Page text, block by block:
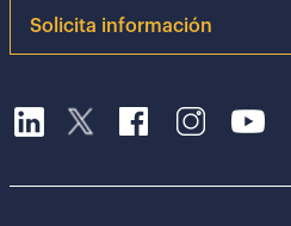
Solicita información